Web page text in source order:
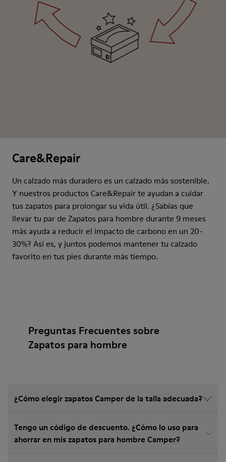
Care&Repair
Un calzado más duradero es un calzado más sostenible.
Y nuestros productos Care&Repair te ayudan a cuidar
tus zapatos para prolongar su vida útil. ¿Sabías que
llevar tu par de Zapatos para hombre durante 9 meses
más ayuda a reducir el impacto de carbono en un 20-
30%? Así es, y juntos podemos mantener tu calzado
favorito en tus pies durante más tiempo.
Preguntas Frecuentes sobre
Zapatos para hombre
¿Cómo elegir zapatos Camper de la talla adecuada?
Tengo un código de descuento. ¿Cómo lo uso para
ahorrar en mis zapatos para hombre Camper?